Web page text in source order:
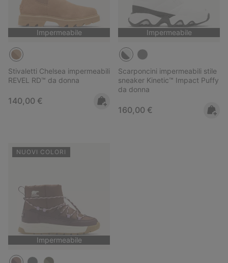
Impermeabile
Stivaletti Chelsea impermeabili
REVEL RD™ da donna
Regular price:
140,00 €
Impermeabile
Scarponcini impermeabili stile
sneaker Kinetic™ Impact Puffy
da donna
Regular price:
160,00 €
NUOVI COLORI
Impermeabile